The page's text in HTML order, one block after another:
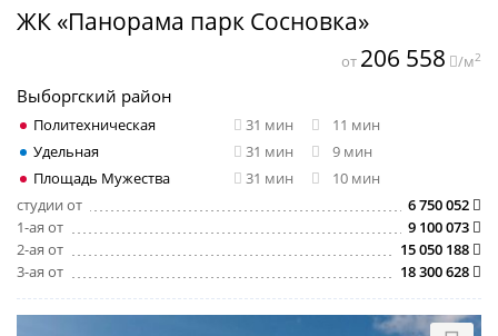
ЖК «Панорама парк Сосновка»
Выборгский район
Политехническая 31 мин
11 мин
Удельная
31 мин
9 мин
Площадь Мужества
31 мин
10 мин
студии от
6 750 052
1-ая от
9 100 073
2-ая от
15 050 188
3-ая от
18 300 628
от 206 558 /м2